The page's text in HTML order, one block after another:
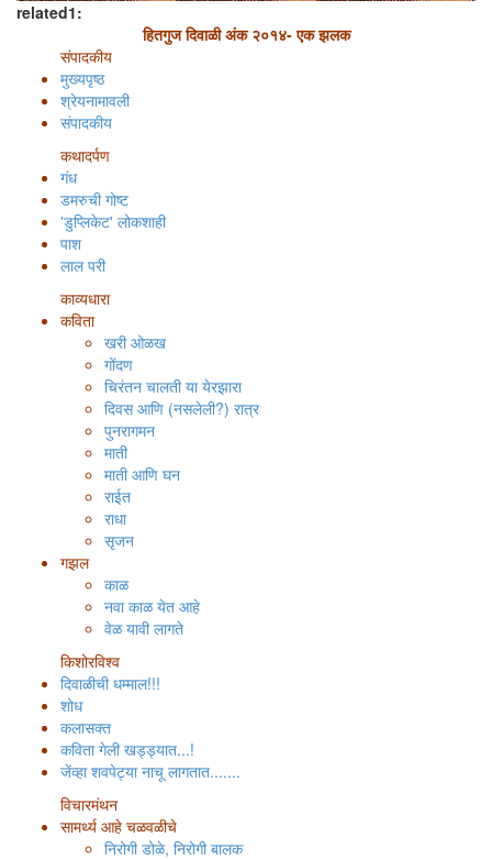
related1:
हितगुज दिवाळी अंक २०१४- एक झलक
संपादकीय
मुख्यपृष्ठ
श्रेयनामावली
संपादकीय
कथादर्पण
गंध
डमरुची गोष्ट
'डुप्लिकेट' लोकशाही
पाश
लाल परी
काव्यधारा
कविता
खरी ओळख
गोंदण
चिरंतन चालती या येरझारा
दिवस आणि (नसलेली?) रात्र
पुनरागमन
माती
माती आणि घन
राईत
राधा
सृजन
गझल
काळ
नवा काळ येत आहे
वेळ यावी लागते
किशोरविश्व
दिवाळीची धम्माल!!!
शोध
कलासक्त
कविता गेली खड्ड्यात...!
जेंव्हा शवपेट्या नाचू लागतात.......
विचारमंथन
सामर्थ्य आहे चळवळीचे
निरोगी डोळे, निरोगी बालक